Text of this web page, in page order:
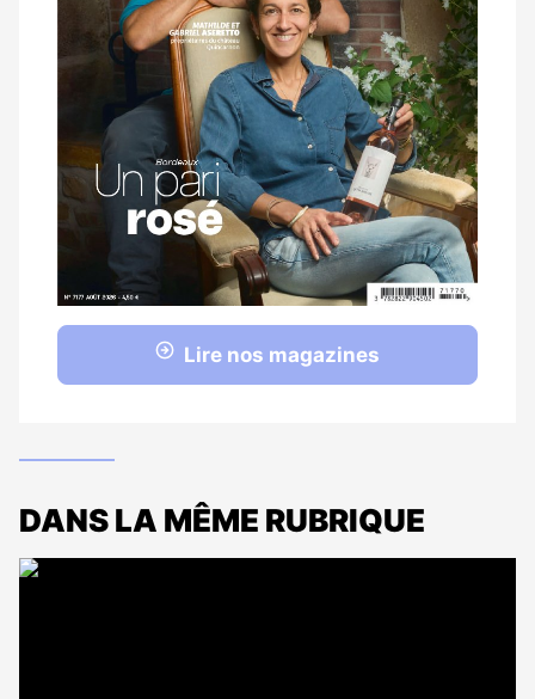
Lire nos magazines
DANS LA MÊME RUBRIQUE